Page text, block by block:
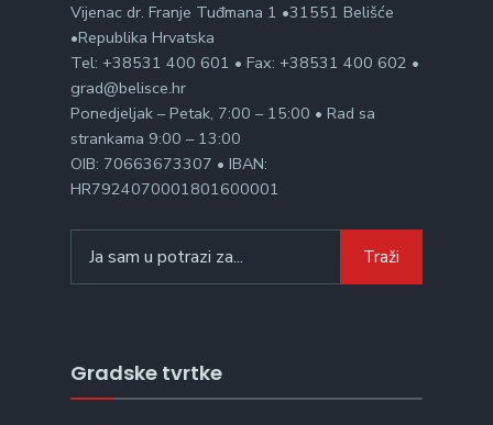
Vijenac dr. Franje Tuđmana 1 •31551 Belišće
•Republika Hrvatska
Tel: +38531 400 601 • Fax: +38531 400 602 •
grad@belisce.hr
Ponedjeljak – Petak, 7:00 – 15:00 • Rad sa
strankama 9:00 – 13:00
OIB: 70663673307 • IBAN:
HR7924070001801600001
for:
Traži
Gradske tvrtke